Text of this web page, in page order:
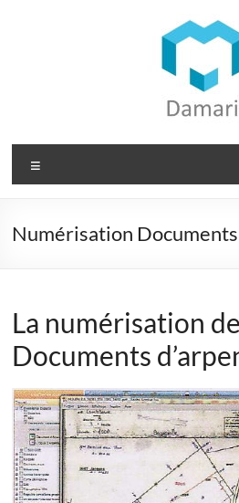
Damaris
Groupe
des
Numérisation Documents
La numérisation
Documents